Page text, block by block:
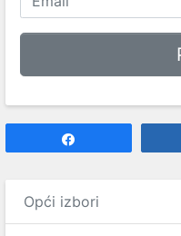
Opći izbori